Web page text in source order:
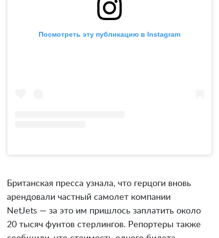
Посмотреть эту публикацию в Instagram
Британская пресса узнала, что герцоги вновь
арендовали частный самолет компании
NetJets — за это им пришлось заплатить около
20 тысяч фунтов стерлингов. Репортеры также